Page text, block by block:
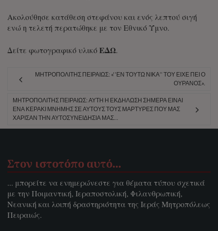
Ακολούθησε κατάθεση στεφάνου και ενός λεπτού σιγή
ενώ η τελετή περατώθηκε με τον Εθνικό Ύμνο.
Δείτε φωτογραφικό υλικόΕΔΩ.
ΜΗΤΡΟΠΟΛΊΤΗΣ ΠΕΙΡΑΙΏΣ: «‘’ΕΝ ΤΟΎΤΩ ΝΊΚΑ’’ ΤΟΥ ΕΊΧΕ ΠΕΙ Ο
ΟΥΡΑΝΌΣ».
ΜΗΤΡΟΠΟΛΊΤΗΣ ΠΕΙΡΑΙΏΣ: ΑΥΤΉ Η ΕΚΔΉΛΩΣΗ ΣΉΜΕΡΑ ΕΊΝΑΙ
ΈΝΑ ΚΕΡΆΚΙ ΜΝΉΜΗΣ ΣΕ ΑΥΤΟΎΣ ΤΟΥΣ ΜΆΡΤΥΡΕΣ ΠΟΥ ΜΑΣ
ΧΆΡΙΣΑΝ ΤΗΝ ΑΥΤΟΣΥΝΕΙΔΗΣΊΑ ΜΑΣ…
Στον ιστοτόπο αυτό…
... μπορείτε να ενημερώνεστε για θέματα τύπου σχετικά
με την Ποιμαντική, Ιεραποστολική, Φιλανθρωπική,
Νεανική και λοιπή δραστηριότητα της Ιεράς Μητροπόλεως
Πειραιώς.